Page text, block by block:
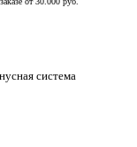
система